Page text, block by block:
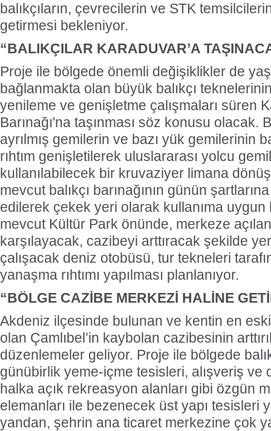
balıkçıların, çevrecilerin ve STK
getirmesi bekleniyor.
“BALIKÇILAR KARADUVAR’A
Proje ile bölgede önemli değişiklikler de
bağlanmakta olan büyük balıkçı
yenileme ve genişletme çalışmaları süren
Barınağı'na taşınması söz konusu olacak.
ayrılmış gemilerin ve bazı yük gemilerinin
rıhtım genişletilerek uluslararası yolcu
kullanılabilecek bir kruvaziyer limana
mevcut balıkçı barınağının günün
edilerek çekek yeri olarak kullanıma
mevcut Kültür Park önünde, merkeze
karşılayacak, cazibeyi arttıracak şekilde
çalışacak deniz otobüsü, tur tekneleri
yanaşma rıhtımı yapılması planlanıyor.
“BÖLGE CAZİBE MERKEZİ HALİNE
Akdeniz ilçesinde bulunan ve kentin en
olan Çamlıbel’in kaybolan cazibesinin
düzenlemeler geliyor. Proje ile bölgede
günübirlik yeme-içme tesisleri, alışveriş ve
halka açık rekreasyon alanları gibi özgün
elemanları ile bezenecek üst yapı tesisleri
yandan, şehrin ana ticaret merkezine çok